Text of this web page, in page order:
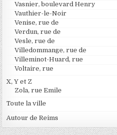
Vasnier, boulevard Henry
Vauthier-le-Noir
Venise, rue de
Verdun, rue de
Vesle, rue de
Villedommange, rue de
Villeminot-Huard, rue
Voltaire, rue
X, Y et Z
Zola, rue Emile
Toute la ville
Autour de Reims